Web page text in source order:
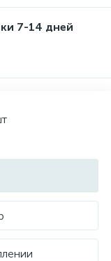
7-14 дней